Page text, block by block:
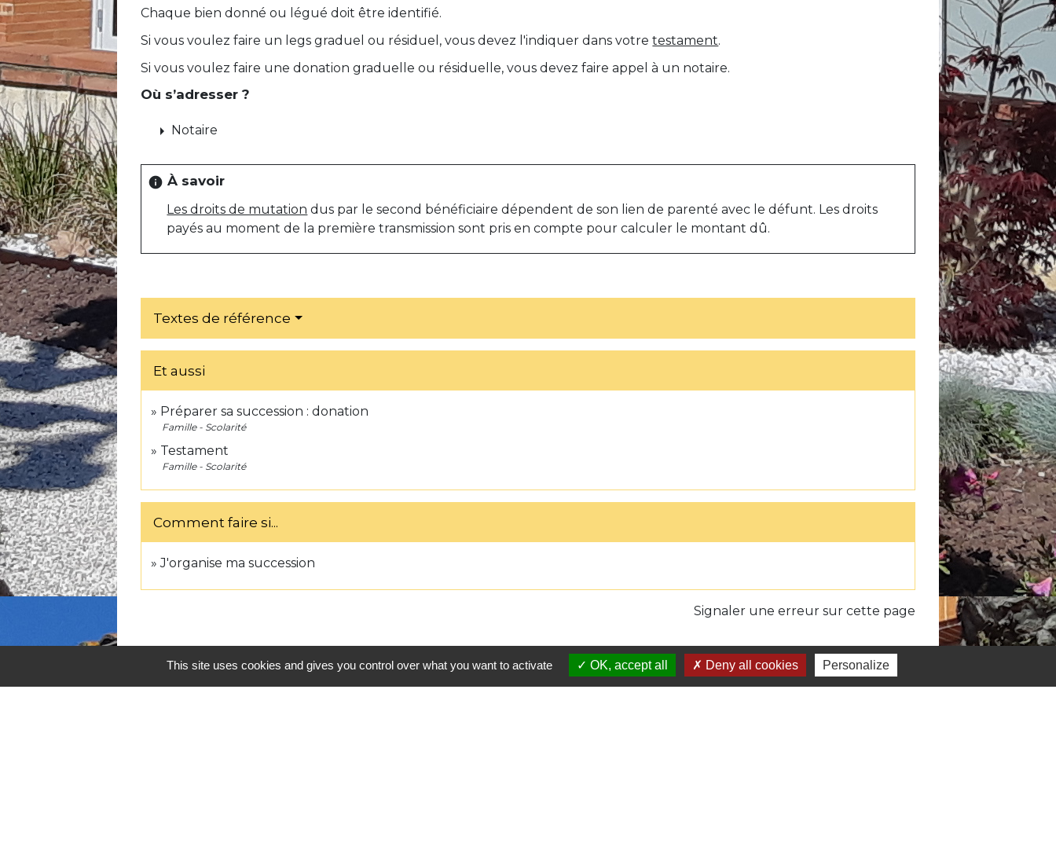
Chaque bien donné ou légué doit être identifié.
Si vous voulez faire un legs graduel ou résiduel, vous devez l'indiquer dans votretestament.
Si vous voulez faire une donation graduelle ou résiduelle, vous devez faire appel à un notaire.
Où s’adresser ?
arrow_right Notaire
info À savoir
Les droits de mutation dus par le second bénéficiaire dépendent de son lien de parenté avec le défunt. Les droits
payés au moment de la première transmission sont pris en compte pour calculer le montant dû.
Textes de référence
Et aussi
Préparer sa succession : donation
Famille - Scolarité
Testament
Famille - Scolarité
Comment faire si...
J'organise ma succession
Signaler une erreur sur cette page
This site uses cookies and gives you control over what you want to activate OK, accept all Deny all cookies Personalize